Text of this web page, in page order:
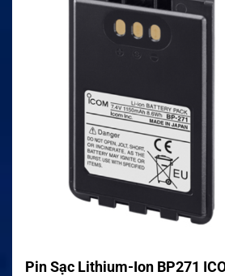
Pin Sạc Lithium-Ion BP271